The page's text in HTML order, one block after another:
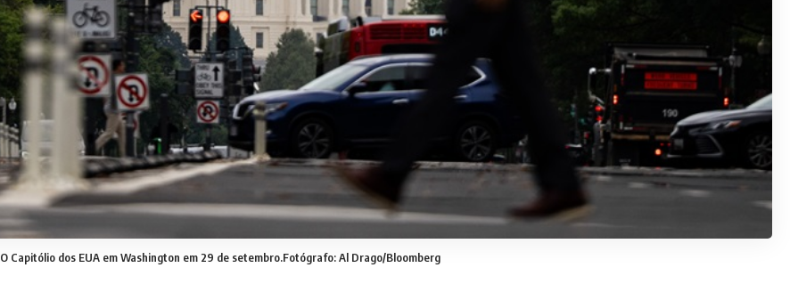
O Capitólio dos EUA em Washington em 29 de setembro.Fotógrafo: Al Drago/Bloomberg